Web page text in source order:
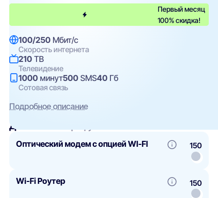
Первый месяц
100% скидка!
100/250 Мбит/с
Скорость интернета
210 ТВ
Телевидение
1000 минут500 SMS40 Гб
Сотовая связь
Подробное описание
Добавить
Оптический модем с опцией WI-FI 150
Wi-Fi Роутер 150